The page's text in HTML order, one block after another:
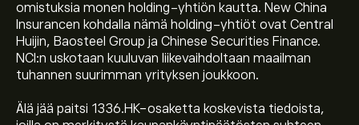
omistuksia monen holding-yhtiön kautta. New China
Insurancen kohdalla nämä holding-yhtiöt ovat Central
Huijin, Baosteel Group ja Chinese Securities Finance.
NCI:n uskotaan kuuluvan liikevaihdoltaan maailman
tuhannen suurimman yrityksen joukkoon.
Älä jää paitsi 1336.HK-osaketta koskevista tiedoista,
Osakkeen 01336.HK hinta tänään on 47.88‎$‎.